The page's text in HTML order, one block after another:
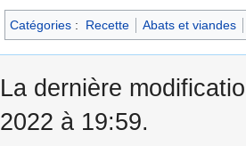
Catégories : Recette Abats et viandes
La dernière
2022 à 19:59.